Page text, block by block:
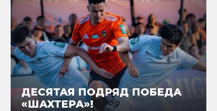
ДЕСЯТАЯ ПОДРЯД ПОБЕДА
«ШАХТЕРА»!